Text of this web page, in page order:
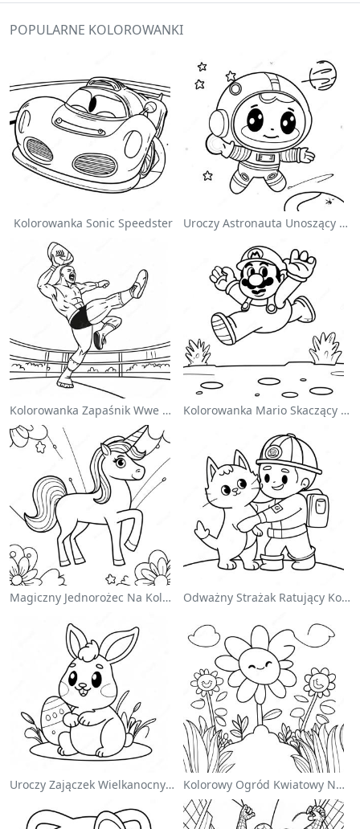
POPULARNE KOLOROWANKI
Kolorowanka Sonic Speedster Uroczy Astronauta Unoszący Się W Kosmosie - Kolorowanka
Kolorowanka Zapaśnik Wwe Skaczący Na Przeciwnika Kolorowanka Mario Skaczący Nad Goombami
Magiczny Jednorożec Na Kolorowance Z Tęczą Odważny Strażak Ratujący Kota - Kolorowanka
Uroczy Zajączek Wielkanocny Na Kolorowance Kolorowy Ogród Kwiatowy Na Kolorowance